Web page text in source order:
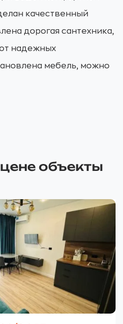
качественный
дорогая сантехника,
надежных
мебель, можно
объекты